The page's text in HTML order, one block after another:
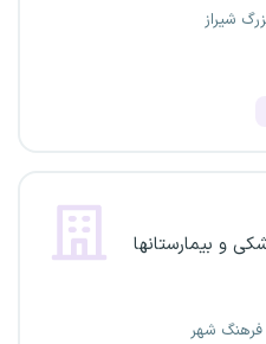
شیراز
و بیمارستانها